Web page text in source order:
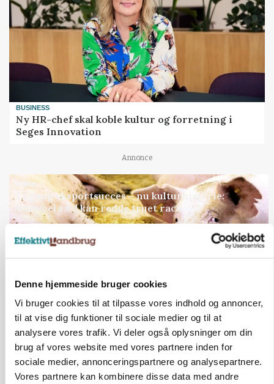
Denne hjemmeside bruger cookies
Vi bruger cookies til at tilpasse vores indhold og annoncer,
til at vise dig funktioner til sociale medier og til at
analysere vores trafik. Vi deler også oplysninger om din
brug af vores website med vores partnere inden for
sociale medier, annonceringspartnere og analysepartnere.
Vores partnere kan kombinere disse data med andre
BUSINESS
Ny HR-chef skal koble kultur og forretning i
Seges Innovation
Annonce
GRISE
Engang eksportsucces – nu kulturhistorie:
Gammel sæd kan redde truet race
Jobs
i samarbejde med
ledige stillinger
Opret agent
Se alle jobs